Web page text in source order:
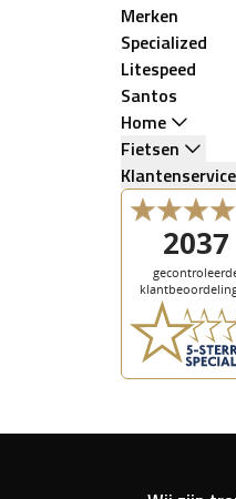
Merken
Specialized
Litespeed
Santos
Home
Fietsen
Klantenservice